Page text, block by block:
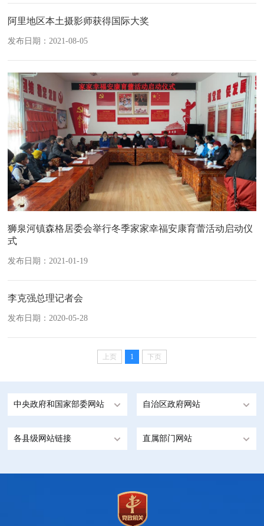
阿里地区本土摄影师获得国际大奖
发布日期：2021-08-05
狮泉河镇森格居委会举行冬季家家幸福安康育蕾活动启动仪
式
发布日期：2021-01-19
李克强总理记者会
发布日期：2020-05-28
上页 1 下页
中央政府和国家部委网站 自治区政府网站
各县级网站链接 直属部门网站